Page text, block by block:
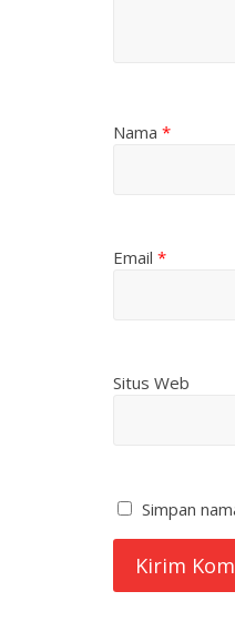
Nama *
Email *
Situs Web
Simpan